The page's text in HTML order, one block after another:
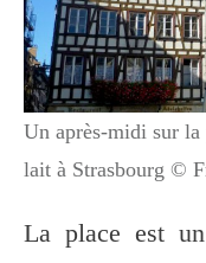
Un après-midi sur la
lait à Strasbourg ©
La place est